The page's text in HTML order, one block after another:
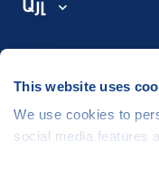
This website uses
We use cookies to
social media features
Այլ